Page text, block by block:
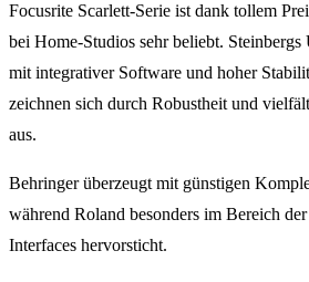
Focusrite Scarlett-Serie ist dank tollem
bei Home-Studios sehr beliebt.
mit integrativer Software und hoher
zeichnen sich durch Robustheit und
aus.
Behringer überzeugt mit günstigen
während Roland besonders im Bereich
Interfaces hervorsticht.